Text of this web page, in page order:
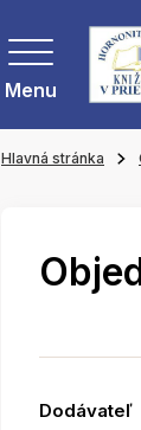
Menu
Hlavná stránka
Dodávateľ